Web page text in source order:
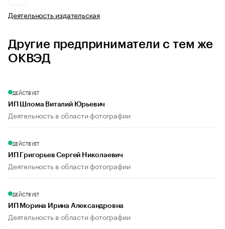
Деятельность издательская
Другие предприниматели с тем же
ОКВЭД
ДЕЙСТВУЕТ
ИП Шлома Виталий Юрьевич
Деятельность в области фотографии
ДЕЙСТВУЕТ
ИП Григорьев Сергей Николаевич
Деятельность в области фотографии
ДЕЙСТВУЕТ
ИП Морина Ирина Александровна
Деятельность в области фотографии